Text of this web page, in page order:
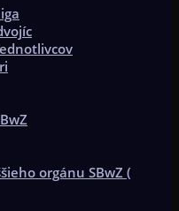
orgánu SBwZ (